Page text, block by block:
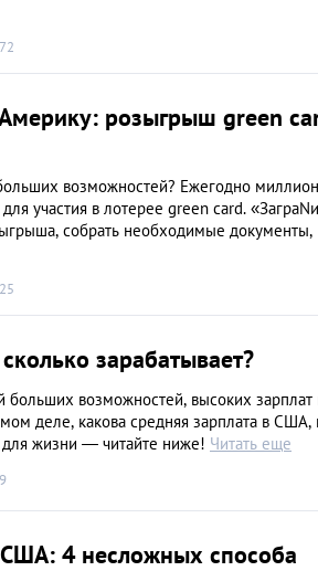
72
розыгрыш green
возможностей? Ежегодно
участия в лотерее green card.
собрать необходимые документы,
зарабатывает?
больших возможностей, высоких зарплат
деле, какова средняя зарплата в США,
для жизни — читайте ниже! Читать еще
4 несложных способа
Как открыть
иностранцев
АНАЛИТИЧЕСКИЕ СТАТЬИ